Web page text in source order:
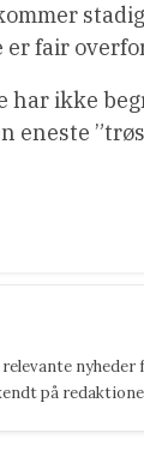
fair
har ikke
eneste
på